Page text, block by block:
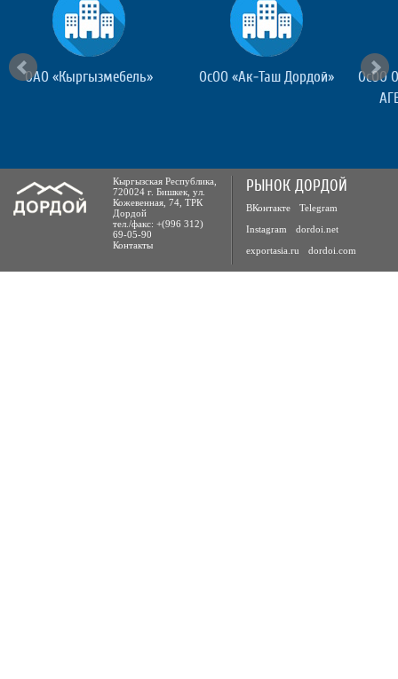
ОАО «Кыргызмебель» ОсОО «Ак-Таш Дордой»
ОсОО
Кыргызская Республика,
720024 г. Бишкек, ул.
Кожевенная, 74, ТРК
Дордой
тел./факс: +(996 312)
69-05-90
Контакты
РЫНОК ДОРДОЙ
ВКонтакте
Telegram
Instagram
dordoi.net
exportasia.ru
dordoi.com